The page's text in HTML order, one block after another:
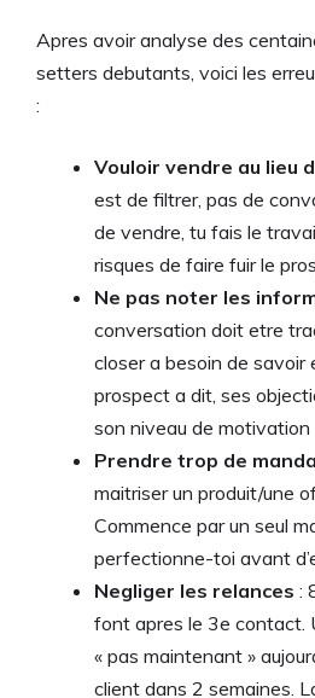
Apres avoir analyse des
setters debutants, voici les
:
Vouloir vendre au lieu
est de filtrer, pas de
de vendre, tu fais le
risques de faire fuir le
Ne pas noter les
conversation doit etre
closer a besoin de
prospect a dit, ses
son niveau de motivation
Prendre trop de
maitriser un produit/une
Commence par un seul
perfectionne-toi avant
Negliger les relances :
font apres le 3e contact.
« pas maintenant »
client dans 2 semaines.